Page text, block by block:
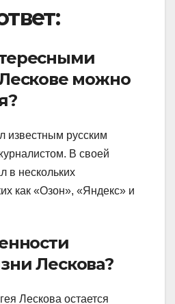
можно
известным русским
В своей
в нескольких
как «Озон», «Яндекс» и
Лескова?
Лескова остается